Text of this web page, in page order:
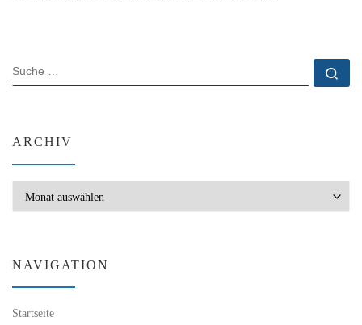
SUCHE
ARCHIV
NAVIGATION
Startseite